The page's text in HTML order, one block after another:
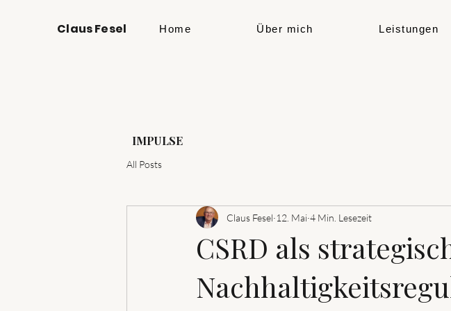
Claus Fesel Home Über mich Leistungen
All Posts
CSRD als
Claus Fesel 12. Mai 4 Min. Lesezeit
IMPULSE